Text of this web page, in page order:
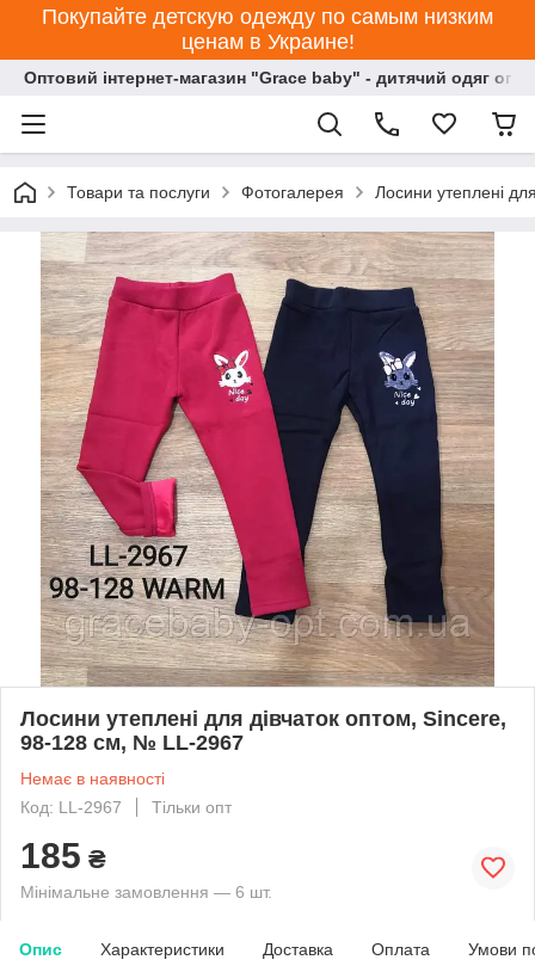
Покупайте детскую одежду по самым низким
ценам в Украине!
Оптовий інтернет-магазин "Grace baby" - дитячий одяг
Товари та послуги Фотогалерея Лосини утеплені
Лосини утеплені для дівчаток оптом, Sincere,
98-128 см, № LL-2967
Немає в наявності
Код: LL-2967
Тільки опт
185 ₴
Мінімальне замовлення — 6 шт.
Опис Характеристики Доставка Оплата Умови